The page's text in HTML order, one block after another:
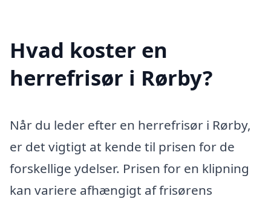
Hvad koster en
herrefrisør i Rørby?
Når du leder efter en herrefrisør i Rørby,
er det vigtigt at kende til prisen for de
forskellige ydelser. Prisen for en klipning
kan variere afhængigt af frisørens